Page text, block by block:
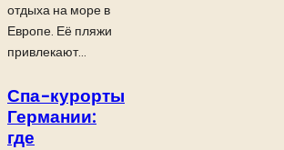
отдыха на море в
Европе. Её пляжи
привлекают...
Спа-курорты
Германии:
где